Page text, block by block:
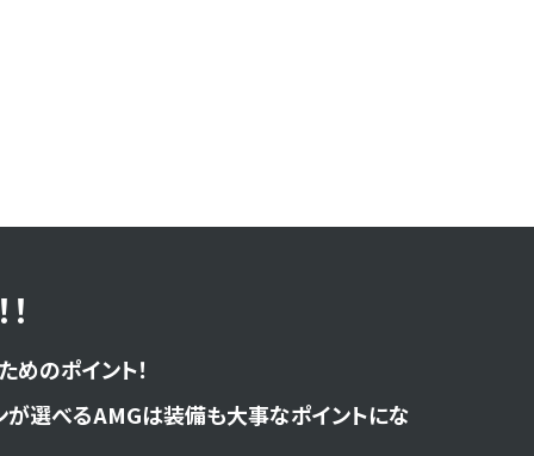
のポイント！
が選べるAMGは装備も大事なポイントにな